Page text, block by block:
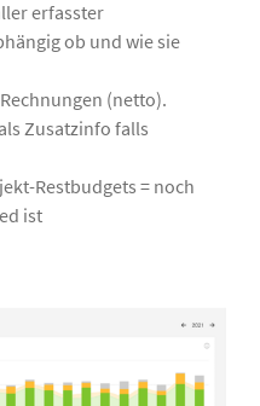
erfasster
ob und wie sie
(netto).
Zusatzinfo falls
Restbudgets = noch
ist